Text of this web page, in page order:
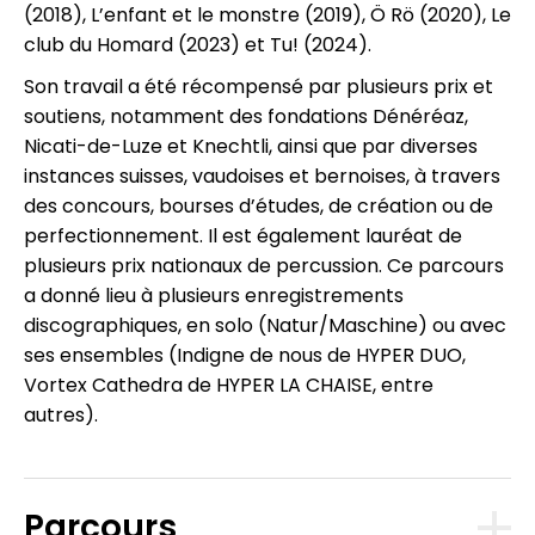
(2018), L’enfant et le monstre (2019), Ö Rö (2020), Le
club du Homard (2023) et Tu! (2024).
Son travail a été récompensé par plusieurs prix et
soutiens, notamment des fondations Dénéréaz,
Nicati-de-Luze et Knechtli, ainsi que par diverses
instances suisses, vaudoises et bernoises, à travers
des concours, bourses d’études, de création ou de
perfectionnement. Il est également lauréat de
plusieurs prix nationaux de percussion. Ce parcours
a donné lieu à plusieurs enregistrements
discographiques, en solo (Natur/Maschine) ou avec
ses ensembles (Indigne de nous de HYPER DUO,
Vortex Cathedra de HYPER LA CHAISE, entre
autres).